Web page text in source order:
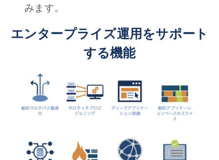
みます。
エンタープライズ運用をサポート
する機能